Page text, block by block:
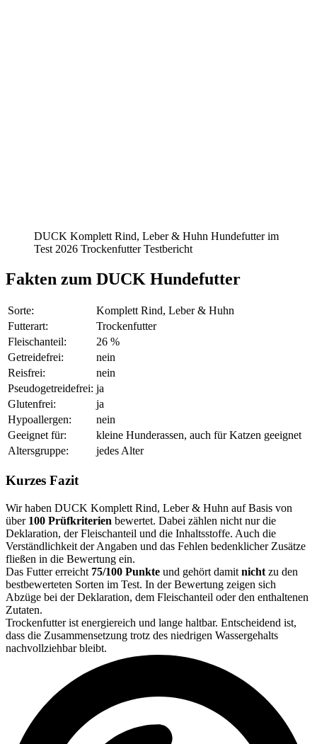
DUCK Komplett Rind, Leber & Huhn Hundefutter im
Test 2026 Trockenfutter Testbericht
Fakten zum DUCK Hundefutter
Sorte:
Komplett Rind, Leber & Huhn
Futterart:
Trockenfutter
Fleischanteil:
26 %
Getreidefrei:
nein
Reisfrei:
nein
Pseudogetreidefrei: ja
Glutenfrei:
ja
Hypoallergen:
nein
Geeignet für:
kleine Hunderassen, auch für Katzen geeignet
Altersgruppe:
jedes Alter
Kurzes Fazit
Wir haben DUCK Komplett Rind, Leber & Huhn auf Basis von
über 100 Prüfkriterien bewertet. Dabei zählen nicht nur die
Deklaration, der Fleischanteil und die Inhaltsstoffe. Auch die
Verständlichkeit der Angaben und das Fehlen bedenklicher Zusätze
fließen in die Bewertung ein.
Das Futter erreicht 75/100 Punkte und gehört damit nicht zu den
bestbewerteten Sorten im Test. In der Bewertung zeigen sich
Abzüge bei der Deklaration, dem Fleischanteil oder den enthaltenen
Zutaten.
Trockenfutter ist energiereich und lange haltbar. Entscheidend ist,
dass die Zusammensetzung trotz des niedrigen Wassergehalts
nachvollziehbar bleibt.